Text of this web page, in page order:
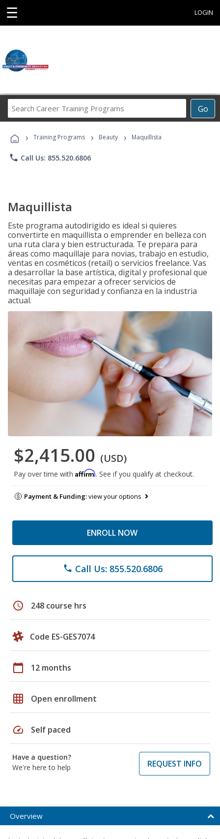
☰ LOGIN
Go
Career
Programs
› Training Programs › Beauty › Maquillista
phone Call Us: 855.520.6806
Maquillista
Este programa autodirigido es ideal si quieres
convertirte en maquillista o emprender en belleza con
una ruta clara y bien estructurada. Te prepara para
áreas como maquillaje para novias, trabajo en estudio,
ventas en cosméticos (retail) o servicios freelance. Vas
a desarrollar la base artística, digital y profesional que
necesitas para empezar a ofrecer servicios de
maquillaje con seguridad y confianza en la industria
actual.
$2,415.00 (USD)
Pay over time with Affirm. See if you qualify at checkout.
Payment & Funding:view your options
ENROLL NOW
phone Call Us: 855.520.6806
schedule 248 course hrs
Code ES-GES7074
calendar_today 12 months
grid_on Open enrollment
speed Self paced
Have a question?
We're here to help
REQUEST INFO
Overview